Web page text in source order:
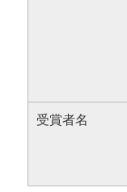
受賞者名